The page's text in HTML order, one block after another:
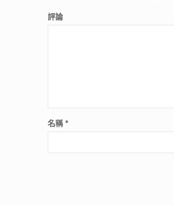
評論
名稱*